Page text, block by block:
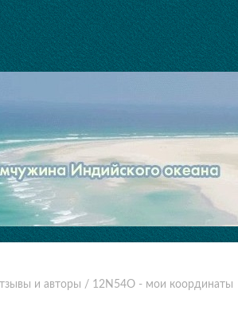
и авторы / 12N54O - мои координаты